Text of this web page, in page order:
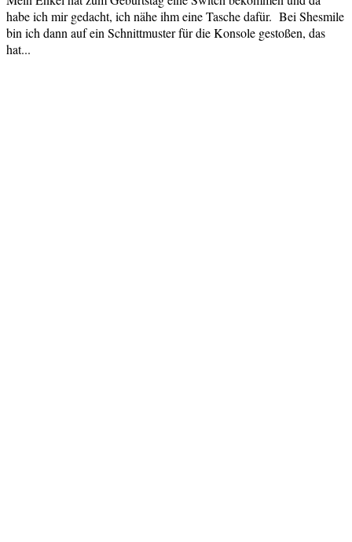
habe ich mir gedacht, ich nähe ihm eine Tasche dafür. Bei Shesmile
bin ich dann auf ein Schnittmuster für die Konsole gestoßen, das
hat...